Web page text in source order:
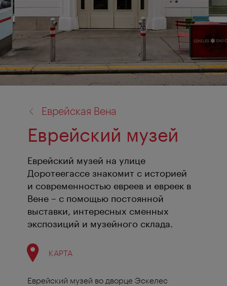
Еврейская Вена
Еврейский музей
Еврейский музей на улице
Доротеегассе знакомит с историей
и современностью евреев и евреек в
Вене – с помощью постоянной
выставки, интересных сменных
экспозиций и музейного склада.
КАРТА
Еврейский музей во дворце Эскелес